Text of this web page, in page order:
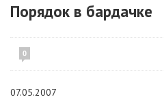
Порядок в бардачке
0
07.05.2007